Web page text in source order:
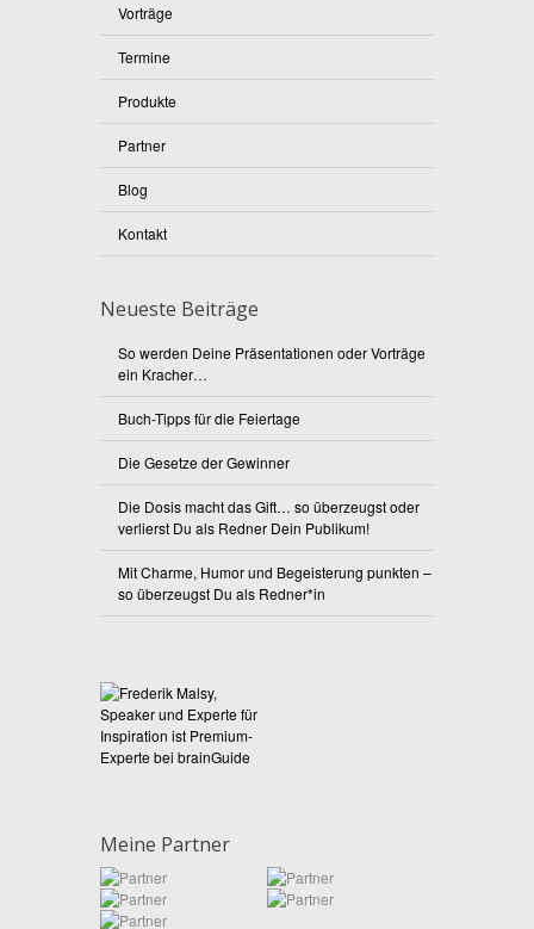
Vorträge
Termine
Produkte
Partner
Blog
Kontakt
Neueste Beiträge
So werden Deine Präsentationen oder Vorträge
ein Kracher…
Buch-Tipps für die Feiertage
Die Gesetze der Gewinner
Die Dosis macht das Gift… so überzeugst oder
verlierst Du als Redner Dein Publikum!
Mit Charme, Humor und Begeisterung punkten –
so überzeugst Du als Redner*in
Meine Partner